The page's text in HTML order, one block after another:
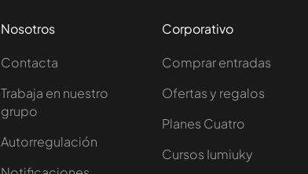
Nosotros
Contacta
Trabaja en nuestro
grupo
Autorregulación
Corporativo
Comprar entradas
Ofertas y regalos
Planes Cuatro
Cursos Iumiuky